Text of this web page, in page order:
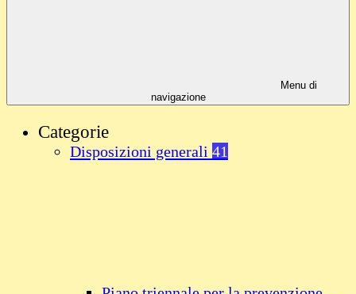
Menu di
navigazione
Categorie
Disposizioni generali 41